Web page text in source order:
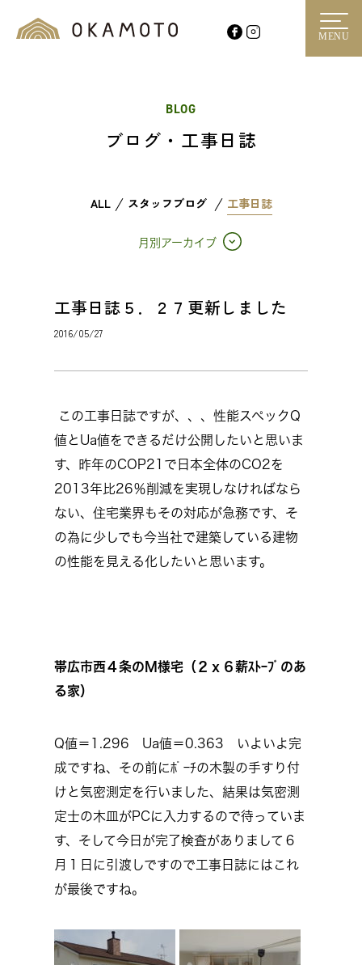
MENU
BLOG
ブログ・工事日誌
ALL スタッフブログ 工事日誌
月別アーカイブ
工事日誌５．２７更新しました
2016/05/27
この工事日誌ですが、、、性能スペックQ
値とUa値をできるだけ公開したいと思いま
す、昨年のCOP21で日本全体のCO2を
2013年比26％削減を実現しなければなら
ない、住宅業界もその対応が急務です、そ
の為に少しでも今当社で建築している建物
の性能を見える化したいと思います。
帯広市西４条のM様宅（２ｘ６薪ｽﾄｰﾌﾞのあ
る家）
Q値＝1.296 Ua値＝0.363 いよいよ完
成ですね、その前にﾎﾟｰﾁの木製の手すり付
けと気密測定を行いました、結果は気密測
定士の木皿がPCに入力するので待っていま
す、そして今日が完了検査がありまして６
月１日に引渡しですので工事日誌にはこれ
が最後ですね。